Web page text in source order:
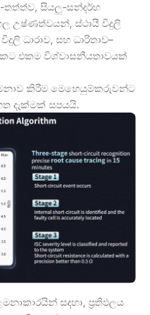
තත්ත්ව, සියලු-සන්දර්භ
උෂ්ණත්වයන්, ස්ථායී විදුලි
ධාරාව, සහ ධාරිතාව–
එකම විශ්වාසනීයතාවයක්
කිරීම මෙහෙයුම්කරුවන්ට
දැක්මක් සපයයි.
සදහා, ප්‍රතිඵලය